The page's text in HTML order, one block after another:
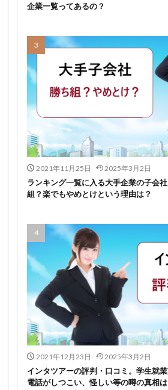
企業一覧ってあるの？
2021年11月25日 2025年3月2日
ランキング一覧に入る大手企業の子会
組？楽でもやめとけという理由は？
2021年12月23日 2025年3月2日
インタツアーの評判・口コミ。学生就
電話がしつこい、怪しい等の噂の真相は
狙い目
無理
株式会社ジールコミュニケーションズ
比較 正社員 業界
株式会社パフ
体育会
アプリ
インターンシップ
イロダスサロン
イベント い
いくつ
いい就職ドットコム
アスリートエージェント
インタツ
あさがくナビ
あきらめ
アカ
UZUZ
URL unistyle
イ
ウズキャリ
TSUNORU
キャ
キャンパスキャリア
キャリチャン
キャリセン就活エージェント
キャ
キャリアチケットスカウト
キャリアセレクト
キャリアスター
エンジニア
カレンダー
かか
オファーボックス
オファーサービ
エントリーシート（ES）
エント
エントリー
エンジニア就活